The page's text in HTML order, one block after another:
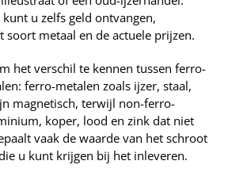
u zelfs geld ontvangen,
soort metaal en de actuele prijzen.
het verschil te kennen tussen ferro-
ferro-metalen zoals ijzer, staal,
magnetisch, terwijl non-ferro-
koper, lood en zink dat niet
vaak de waarde van het schroot
u kunt krijgen bij het inleveren.